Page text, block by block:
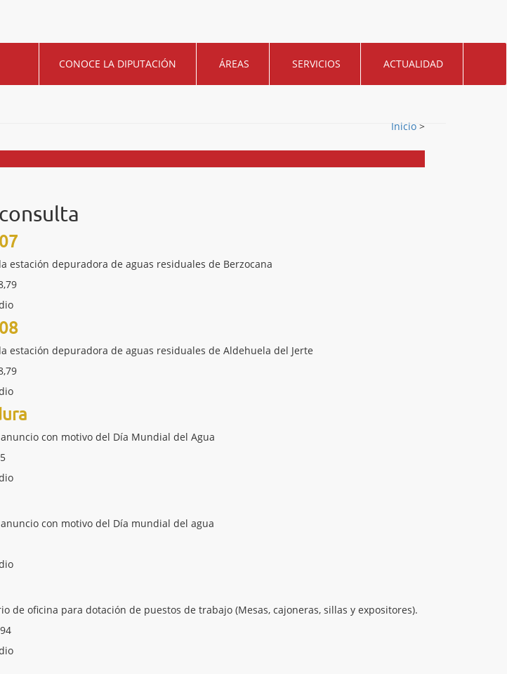
CONOCE LA DIPUTACIÓN ÁREAS SERVICIOS ACTUALIDAD
Inicio >
estación depuradora de aguas residuales de Berzocana
estación depuradora de aguas residuales de Aldehuela del Jerte
con motivo del Día Mundial del Agua
con motivo del Día mundial del agua
de oficina para dotación de puestos de trabajo (Mesas, cajoneras, sillas y expositores).